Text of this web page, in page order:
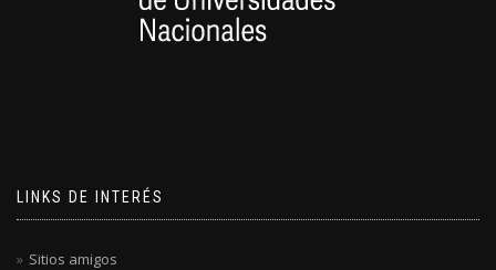
LINKS DE INTERÉS
Sitios amigos